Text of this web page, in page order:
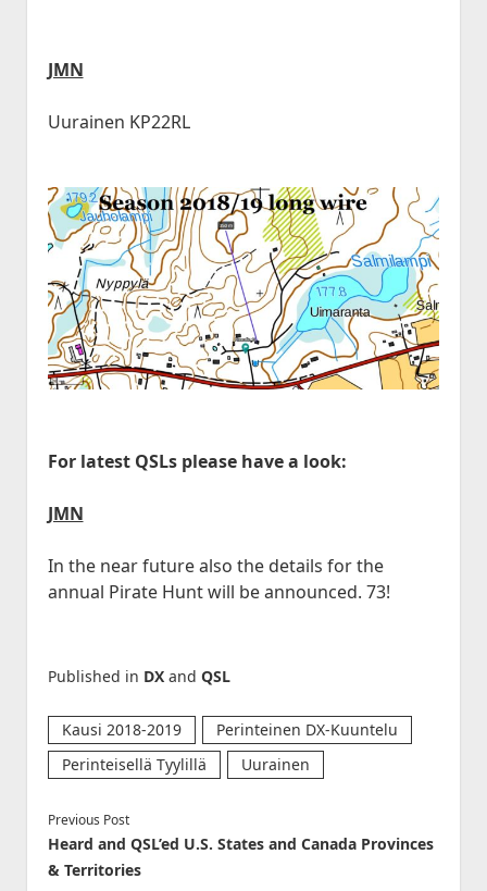
JMN
Uurainen KP22RL
For latest QSLs please have a look:
JMN
In the near future also the details for the
annual Pirate Hunt will be announced. 73!
Published in DXand QSL
Kausi 2018-2019
Perinteinen DX-Kuuntelu
Perinteisellä Tyylillä
Uurainen
Previous Post
Heard and QSL’ed U.S. States and Canada Provinces
& Territories